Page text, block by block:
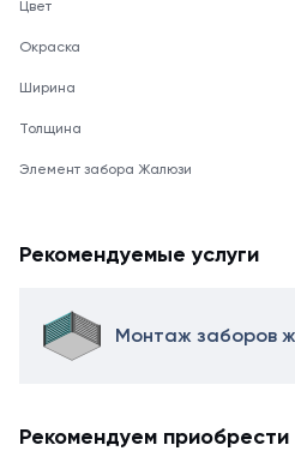
Цвет
Окраска
Ширина
Толщина
Элемент забора Жалюзи
Рекомендуемые услуги
Монтаж заборов
Рекомендуем приобрести